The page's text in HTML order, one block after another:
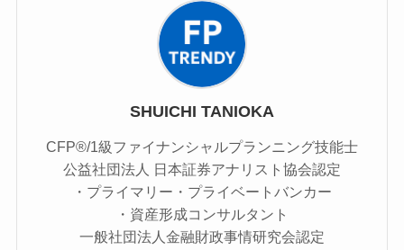
SHUICHI TANIOKA
CFP®/1級ファイナンシャルプランニング技能士
公益社団法人 日本証券アナリスト協会認定
・プライマリー・プライベートバンカー
・資産形成コンサルタント
一般社団法人金融財政事情研究会認定